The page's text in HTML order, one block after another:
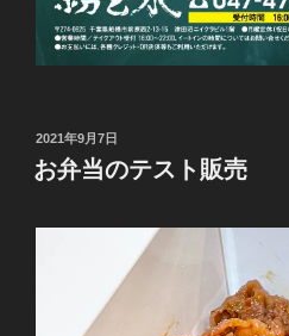
投
稿
日:
2021年9月7日
お弁当のテスト販売